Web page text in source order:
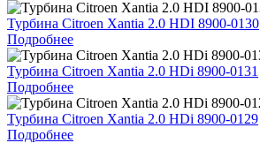
Турбина Citroen Xantia 2.0 HDI 8900-0130
Подробнее
Турбина Citroen Xantia 2.0 HDi 8900-0131
Подробнее
Турбина Citroen Xantia 2.0 HDi 8900-0129
Подробнее